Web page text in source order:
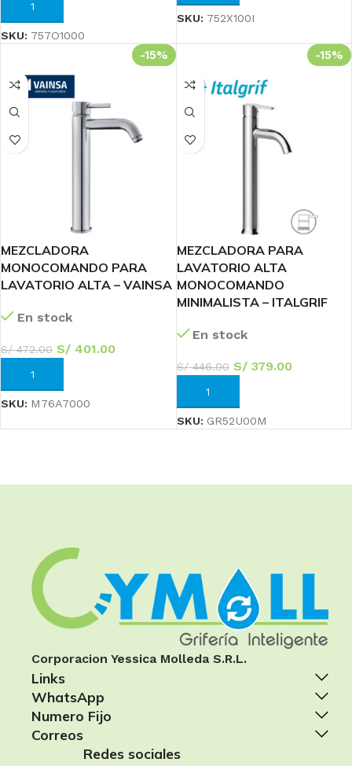
AÑADIR AL CARRITO
SKU: 757O1000
SKU: 752X100I
-15%
MEZCLADORA
MONOCOMANDO PARA
LAVATORIO ALTA – VAINSA
En stock
S/472.00 S/ 401.00
AÑADIR AL CARRITO
SKU: M76A7000
-15%
MEZCLADORA PARA
LAVATORIO ALTA
MONOCOMANDO
MINIMALISTA – ITALGRIF
En stock
S/446.00 S/379.00
AÑADIR AL CARRITO
SKU: GR52U00M
Corporacion Yessica Molleda S.R.L.
Links
WhatsApp
Numero Fijo
Correos
Redes sociales